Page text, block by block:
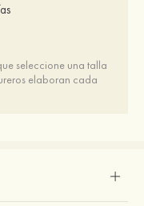
seleccione una talla
elaboran cada